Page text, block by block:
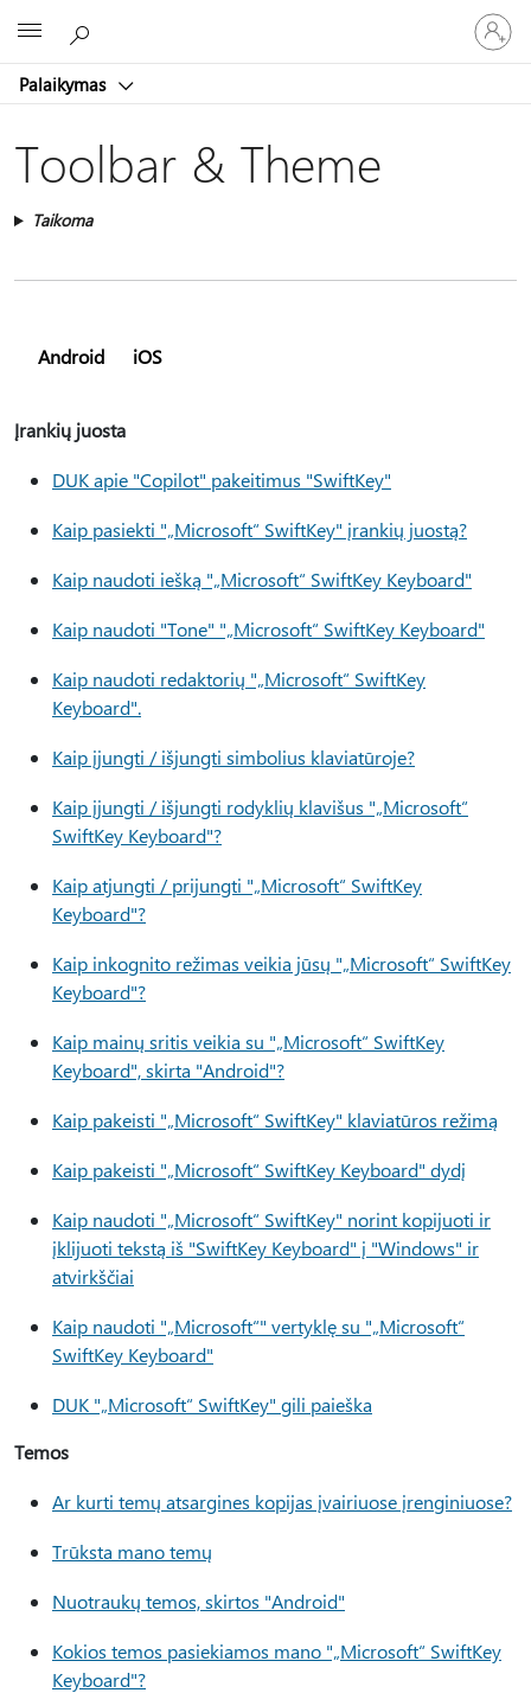
Palaikymas
prie
paskyros
Toolbar & Theme
Taikoma
Android iOS
Įrankių juosta
DUK apie "Copilot" pakeitimus "SwiftKey"
Kaip pasiekti "„Microsoft“ SwiftKey" įrankių juostą?
Kaip naudoti iešką "„Microsoft“ SwiftKey Keyboard"
Kaip naudoti "Tone" "„Microsoft“ SwiftKey Keyboard"
Kaip naudoti redaktorių "„Microsoft“ SwiftKey
Keyboard".
Kaip įjungti / išjungti simbolius klaviatūroje?
Kaip įjungti / išjungti rodyklių klavišus "„Microsoft“
SwiftKey Keyboard"?
Kaip atjungti / prijungti "„Microsoft“ SwiftKey
Keyboard"?
Kaip inkognito režimas veikia jūsų "„Microsoft“ SwiftKey
Keyboard"?
Kaip mainų sritis veikia su "„Microsoft“ SwiftKey
Keyboard", skirta "Android"?
Kaip pakeisti "„Microsoft“ SwiftKey" klaviatūros režimą
Kaip pakeisti "„Microsoft“ SwiftKey Keyboard" dydį
Kaip naudoti "„Microsoft“ SwiftKey" norint kopijuoti ir
įklijuoti tekstą iš "SwiftKey Keyboard" į "Windows" ir
atvirkščiai
Kaip naudoti "„Microsoft“" vertyklę su "„Microsoft“
SwiftKey Keyboard"
DUK "„Microsoft“ SwiftKey" gili paieška
Temos
Ar kurti temų atsargines kopijas įvairiuose įrenginiuose?
Trūksta mano temų
Nuotraukų temos, skirtos "Android"
Kokios temos pasiekiamos mano "„Microsoft“ SwiftKey
Keyboard"?